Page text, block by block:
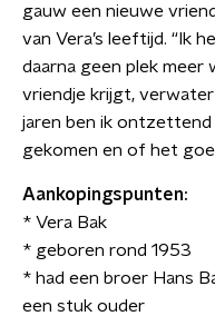
gauw een nieuwe
van Vera’s leeftijd. “Ik
daarna geen plek meer
vriendje krijgt,
jaren ben ik
gekomen en of het
Aankopingspunten:
* Vera Bak
* geboren rond 1953
* had een broer Hans
een stuk ouder